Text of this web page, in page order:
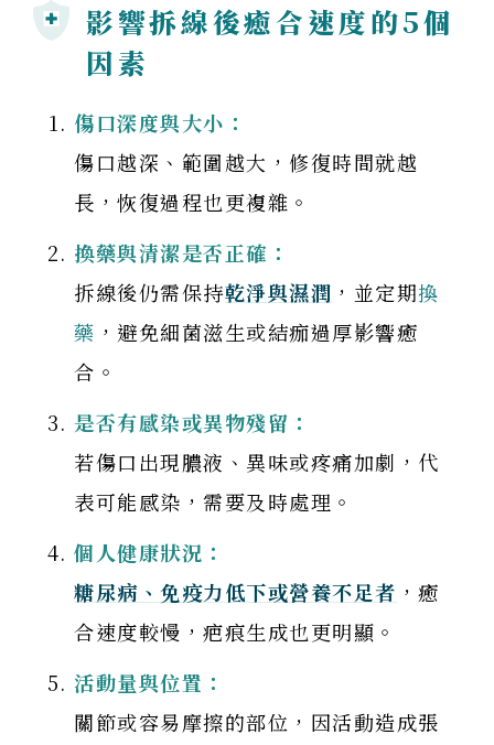
影響拆線後癒合速度的5個
因素
傷口深度與大小：
傷口越深、範圍越大，修復時間就越
長，恢復過程也更複雜。
換藥與清潔是否正確：
拆線後仍需保持乾淨與濕潤 ，並定期換
藥 ，避免細菌滋生或結痂過厚影響癒
合。
是否有感染或異物殘留：
若傷口出現膿液、異味或疼痛加劇，代
表可能感染，需要及時處理。
個人健康狀況：
糖尿病、免疫力低下或營養不足者 ，癒
合速度較慢，疤痕生成也更明顯。
活動量與位置：
關節或容易摩擦的部位，因活動造成張